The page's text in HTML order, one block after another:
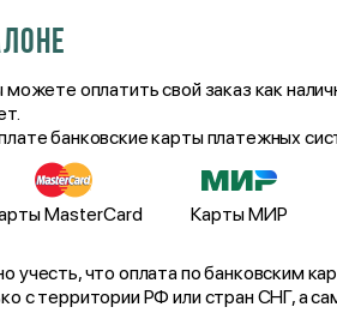
оплатить свой заказ как
банковские карты платежных
MasterCard Карты МИР
учесть, что оплата по банковским
с территории РФ или стран СНГ, а